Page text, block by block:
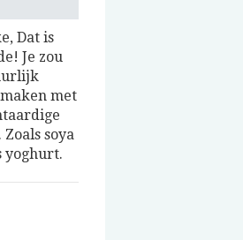
Dat is
Je zou
met
soya
yoghurt.